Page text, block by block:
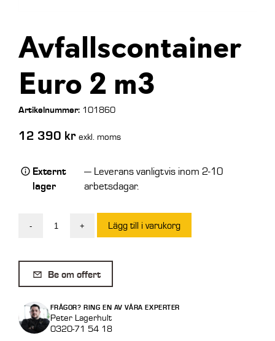
Avfallscontainer
Euro 2 m3
Artikelnummer:101860
12 390 kr exkl. moms
Externt
lager
— Leverans vanligtvis inom 2-10
arbetsdagar.
-
Avfallscontainer
2
m3
mängd
+ Lägg till i varukorg
Be om offert
FRÅGOR? RING EN AV VÅRA EXPERTER
Peter Lagerhult
0320-71 54 18